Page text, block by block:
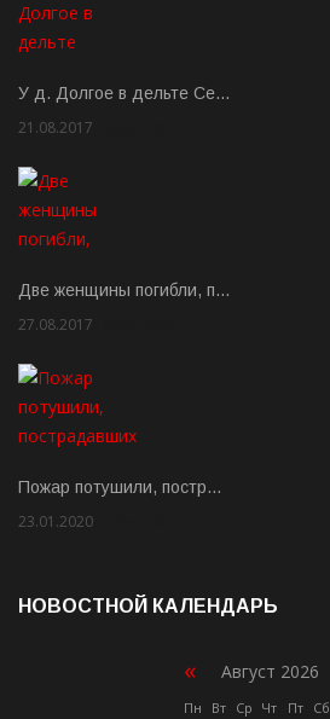
У д. Долгое в дельте Се…
21.08.2017
Две женщины погибли, п…
27.08.2017
Пожар потушили, постр…
23.01.2020
НОВОСТНОЙ КАЛЕНДАРЬ
« Август 2026
Пн Вт Ср Чт Пт Сб